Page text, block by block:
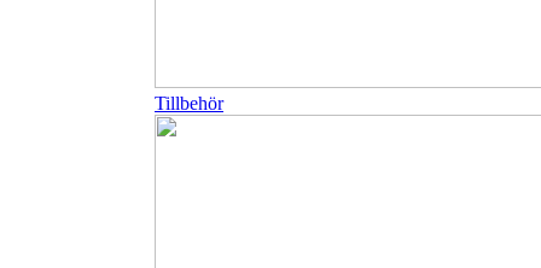
Tillbehör